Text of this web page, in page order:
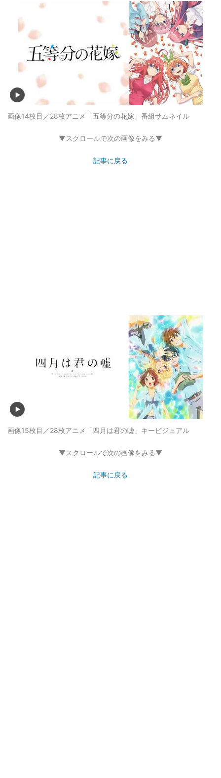
画像14枚目／28枚アニメ「五等分の花嫁」番組サムネイル
▼スクロールで次の画像をみる▼
記事に戻る
画像15枚目／28枚アニメ「四月は君の嘘」キービジュアル
▼スクロールで次の画像をみる▼
記事に戻る